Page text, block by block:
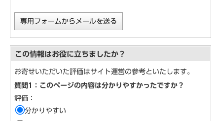
専用フォームからメールを送る
この情報はお役に立ちましたか？
お寄せいただいた評価はサイト運営の参考といたします。
質問1：このページの内容は分かりやすかったですか？
評価：
分かりやすい